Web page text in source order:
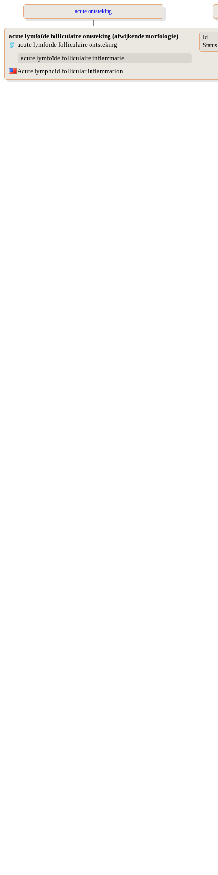
acute ontsteking
|
acute lymfoïde folliculaire ontsteking (afwijkende morfologie)
acute lymfoïde folliculaire ontsteking
acute lymfoïde folliculaire inflammatie
Acute lymphoid follicular inflammation
Id
Status